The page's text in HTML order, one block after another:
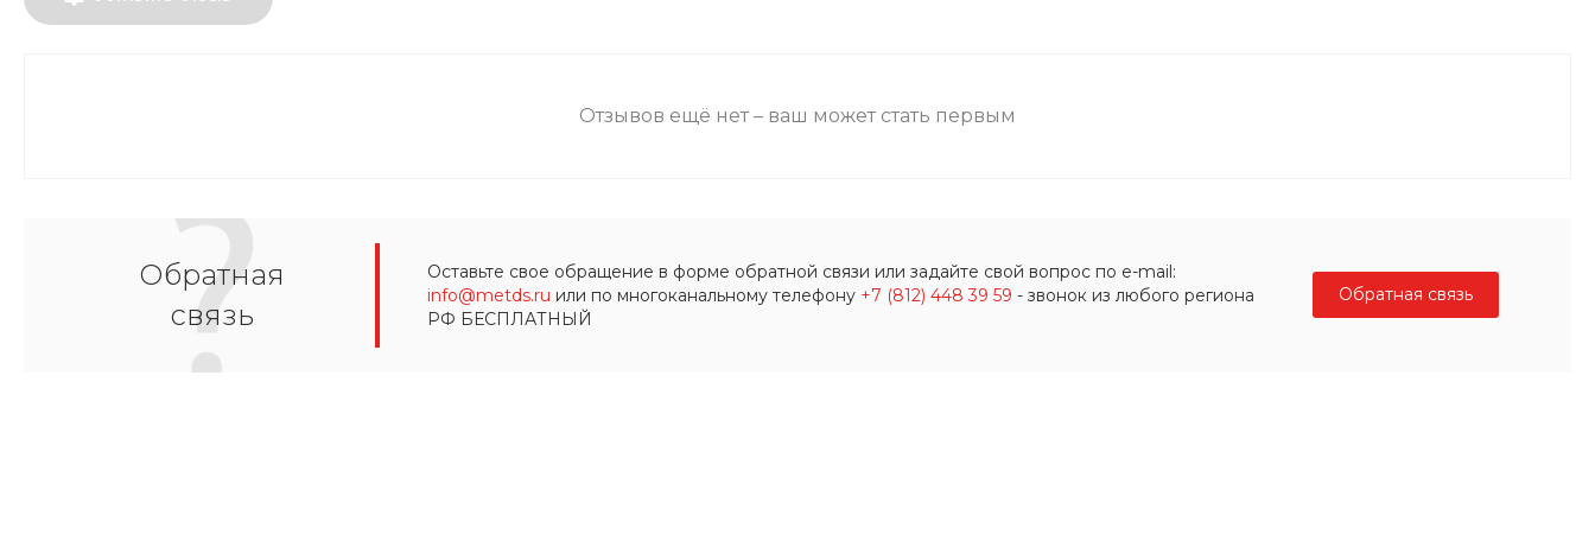
Отзывов ещё нет – ваш может стать первым
Обратная
связь
Оставьте свое обращение в форме обратной связи или задайте свой вопрос по e-mail:
info@metds.ru или по многоканальному телефону +7 (812) 448 39 59 - звонок из любого региона
РФ БЕСПЛАТНЫЙ
Обратная связь